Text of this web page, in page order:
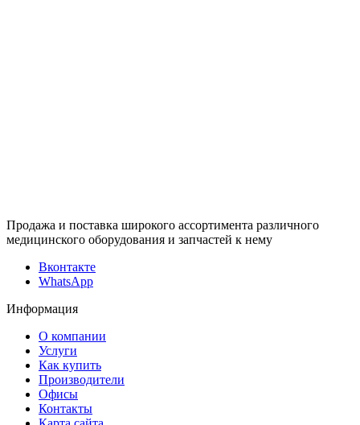
Продажа и поставка широкого ассортимента различного
медицинского оборудования и запчастей к нему
Вконтакте
WhatsApp
Информация
О компании
Услуги
Как купить
Производители
Офисы
Контакты